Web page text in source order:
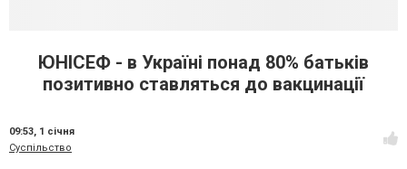
ЮНІСЕФ - в Україні понад 80% батьків
позитивно ставляться до вакцинації
09:53, 1 січня
Суспільство